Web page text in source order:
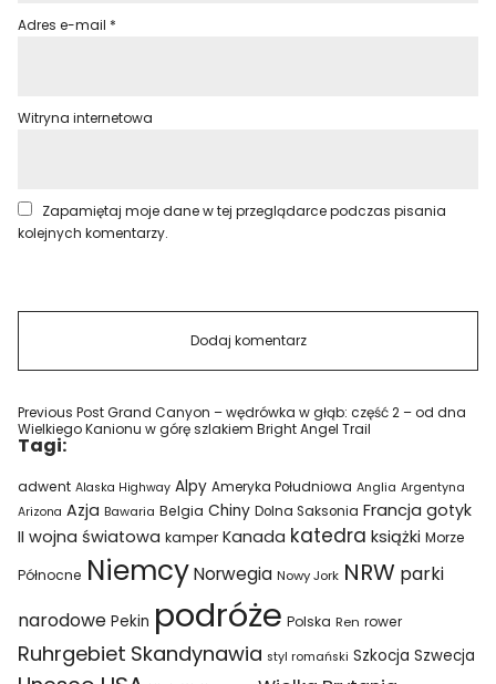
Adres e-mail *
Witryna internetowa
Zapamiętaj moje dane w tej przeglądarce podczas pisania
kolejnych komentarzy.
Previous PostGrand Canyon – wędrówka w głąb: część 2 – od dna
Wielkiego Kanionu w górę szlakiem Bright Angel Trail
Tagi:
adwent Alaska Highway Alpy Ameryka Południowa Anglia Argentyna
Arizona Azja Bawaria Belgia Chiny Dolna Saksonia Francja gotyk
II wojna światowa kamper Kanada katedra książki Morze
Północne Niemcy Norwegia Nowy Jork NRW parki
narodowe Pekin podróże Polska Ren rower
Ruhrgebiet Skandynawia styl romański Szkocja Szwecja